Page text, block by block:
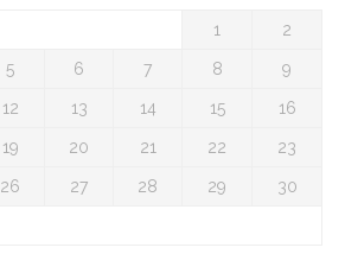
1 2
5 6 7 8 9
12 13 14 15 16
19 20 21 22 23
26 27 28 29 30